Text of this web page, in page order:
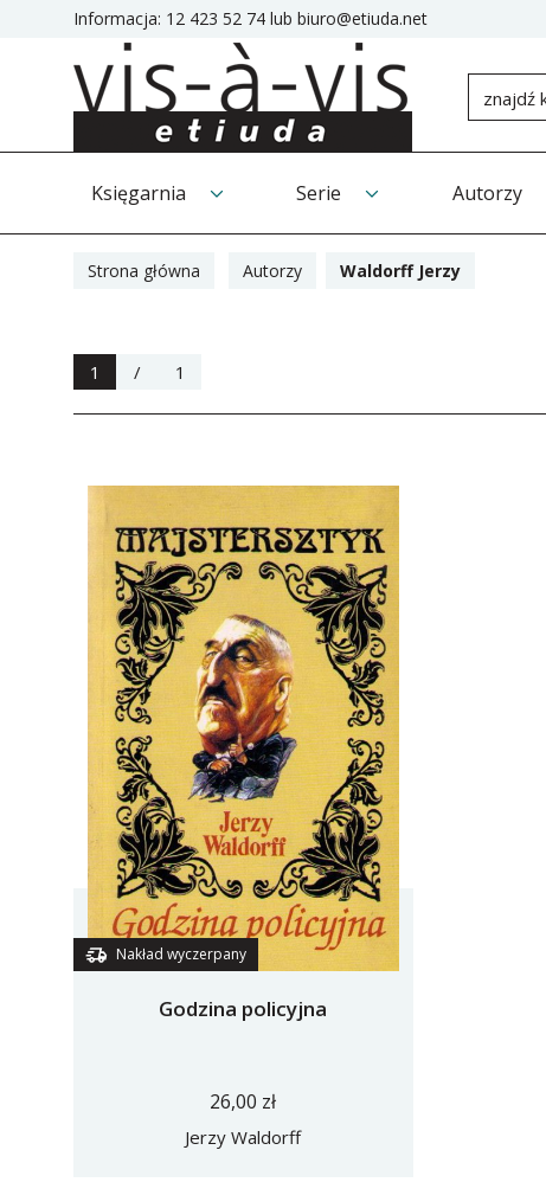
Informacja: 12 423 52 74 lub biuro@etiuda.net
Księgarnia Serie Autorzy
Strona główna Autorzy Waldorff Jerzy
1 / 1
Nakład wyczerpany
Godzina policyjna
26,00 zł
Jerzy Waldorff